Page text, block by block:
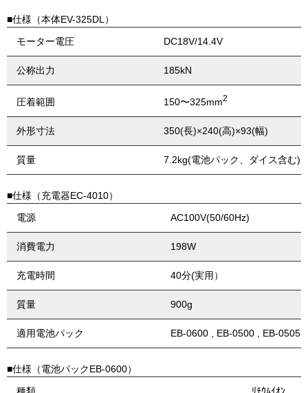
■仕様（本体EV-325DL）
モーター電圧
DC18V/14.4V
公称出力 185kN
圧着範囲 150〜325mm2
外形寸法 350(長)×240(高)×93(幅)
質量 7.2kg(電池パック、ダイス含む)
■仕様（充電器EC-4010）
電源
AC100V(50/60Hz)
消費電力 198W
充電時間 40分(実用）
質量 900g
適用電池パック EB-0600 , EB-0500 , EB-0505
■仕様（電池パックEB-0600）
種類
ﾘﾁｳﾑｲｵﾝ